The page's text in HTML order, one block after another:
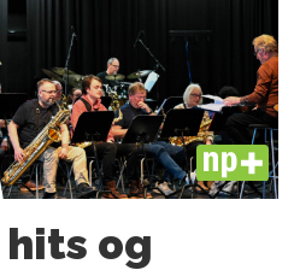
PLUS
og